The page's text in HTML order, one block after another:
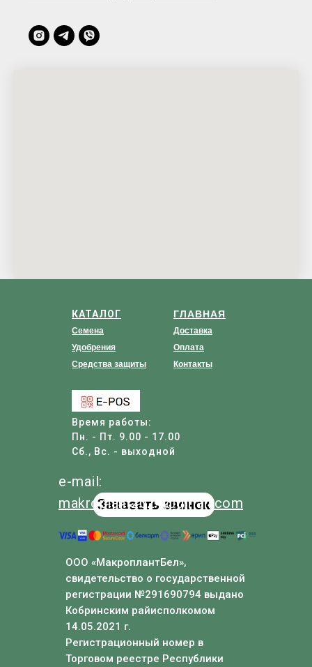
ГЛАВНАЯ
Доставка
Оплата
Контакты
Время работы:
Пн. - Пт. 9.00 - 17.00
Сб., Вс. - выходной
КАТАЛОГ
Семена
Удобрения
Средства защиты
ООО «МакроплантБел»,
свидетельство о государственной
регистрации №291690794 выдано
Кобринским райисполкомом
14.05.2021 г.
Регистрационный номер в
Торговом реестре Республики
Заказать звонок
e-mail:
makroplant2024 @gmail .com